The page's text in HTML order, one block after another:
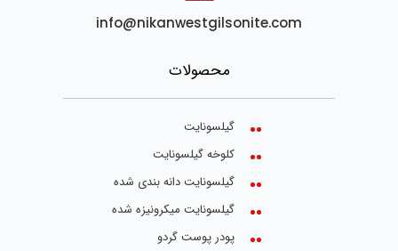
info@nikanwestgilsonite.com
محصولات
گیلسونایت
کلوخه گیلسونایت
گیلسونایت دانه بندی شده
گیلسونایت میکرونیزه شده
پودر پوست گردو